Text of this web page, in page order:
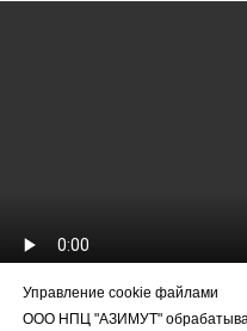
Управление cookie файлами
ООО НПЦ "АЗИМУТ"